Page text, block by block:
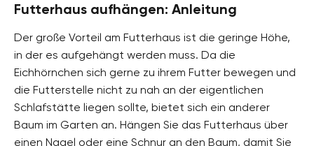
Futterhaus aufhängen: Anleitung
Der große Vorteil am Futterhaus ist die geringe Höhe,
in der es aufgehängt werden muss. Da die
Eichhörnchen sich gerne zu ihrem Futter bewegen und
die Futterstelle nicht zu nah an der eigentlichen
Schlafstätte liegen sollte, bietet sich ein anderer
Baum im Garten an. Hängen Sie das Futterhaus über
einen Nagel oder eine Schnur an den Baum, damit Sie